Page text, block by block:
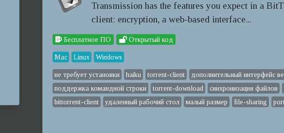
Transmission has the features you expect in a
client: encryption, a web-based interface...
Бесплатное ПО Открытый код
Mac Linux Windows
не требует установки haiku torrent-client
дополнительный интерфейс
поддержка командной строки
torrent-download синхронизация файлов
bittorrent-client
удаленный рабочий стол малый размер file-sharing